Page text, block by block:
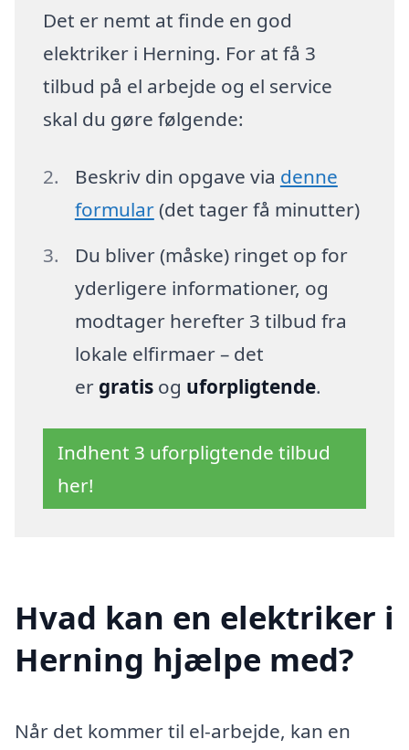
Det er nemt at finde en god
elektriker i Herning. For at få 3
tilbud på el arbejde og el service
skal du gøre følgende:
Beskriv din opgave via denne
formular(det tager få minutter)
Du bliver (måske) ringet op for
yderligere informationer, og
modtager herefter 3 tilbud fra
lokale elfirmaer – det
er gratisog uforpligtende.
Indhent 3 uforpligtende tilbud
her!
Hvad kan en elektriker i
Herning hjælpe med?
Når det kommer til el-arbejde, kan en